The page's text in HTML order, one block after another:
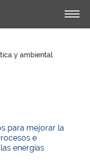
y ambiental
para mejorar la
e
energías